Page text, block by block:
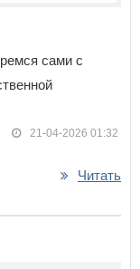
сами с
21-04-2026 01:32
Читать